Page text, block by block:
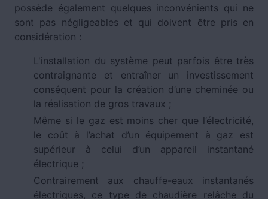
possède également quelques inconvénients qui ne
sont pas négligeables et qui doivent être pris en
considération :
L'installation du système peut parfois être très
contraignante et entraîner un investissement
conséquent pour la création d’une cheminée ou
la réalisation de gros travaux ;
Même si le gaz est moins cher que l’électricité,
le coût à l’achat d’un équipement à gaz est
supérieur à celui d’un appareil instantané
électrique ;
Contrairement aux chauffe-eaux instantanés
électriques, ce type de chaudière relâche du